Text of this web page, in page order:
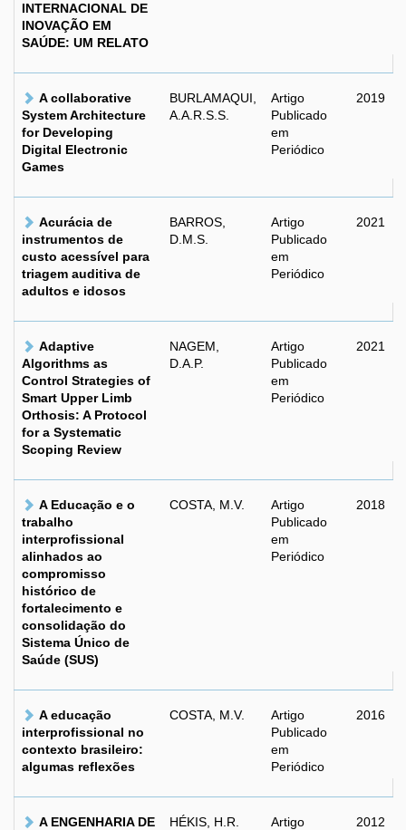
INTERNACIONAL DE
INOVAÇÃO EM
SAÚDE: UM RELATO
A collaborative
System Architecture
for Developing
Digital Electronic
Games
BURLAMAQUI,
A.A.R.S.S.
Artigo
Publicado
em
Periódico
2019
Acurácia de
instrumentos de
custo acessível para
triagem auditiva de
adultos e idosos
BARROS,
D.M.S.
Artigo
Publicado
em
Periódico
2021
Adaptive
Algorithms as
Control Strategies of
Smart Upper Limb
Orthosis: A Protocol
for a Systematic
Scoping Review
NAGEM,
D.A.P.
Artigo
Publicado
em
Periódico
2021
A Educação e o
trabalho
interprofissional
alinhados ao
compromisso
histórico de
fortalecimento e
consolidação do
Sistema Único de
Saúde (SUS)
COSTA, M.V.
Artigo
Publicado
em
Periódico
2018
A educação
interprofissional no
contexto brasileiro:
algumas reflexões
COSTA, M.V.
Artigo
Publicado
em
Periódico
2016
A ENGENHARIA DE
HÉKIS, H.R.
Artigo
2012